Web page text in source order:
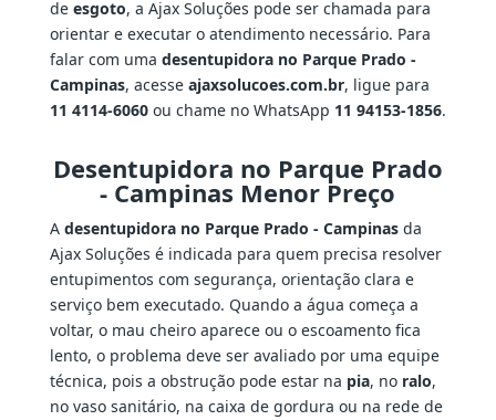
de esgoto, a Ajax Soluções pode ser chamada para
orientar e executar o atendimento necessário. Para
falar com uma desentupidora no Parque Prado -
Campinas, acesse ajaxsolucoes.com.br, ligue para
11 4114-6060ou chame no WhatsApp 11 94153-1856.
Desentupidora no Parque Prado
- Campinas Menor Preço
A desentupidora no Parque Prado - Campinasda
Ajax Soluções é indicada para quem precisa resolver
entupimentos com segurança, orientação clara e
serviço bem executado. Quando a água começa a
voltar, o mau cheiro aparece ou o escoamento fica
lento, o problema deve ser avaliado por uma equipe
técnica, pois a obstrução pode estar na pia, no ralo,
no vaso sanitário, na caixa de gordura ou na rede de